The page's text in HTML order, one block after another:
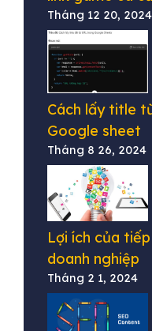
Tháng 12 20, 2024
Cách lấy title
Google sheet
Tháng 8 26, 2024
Lợi ích của
doanh nghiệp
Tháng 2 1, 2024